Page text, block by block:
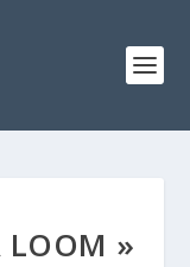
LOOM »